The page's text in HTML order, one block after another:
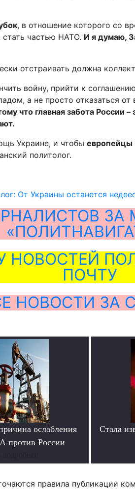
, в отношение которого со
стать частью НАТО. И я думаю,
отстраивать должна
войну, прийти к
а не просто отказаться
что главная забота России
Украине, и чтобы европейцы
политолог.
От Украины останется
ЗА
ПОЧТУ
НОВОСТИ ЗА
ослабления
против России
Стала
правила публикации